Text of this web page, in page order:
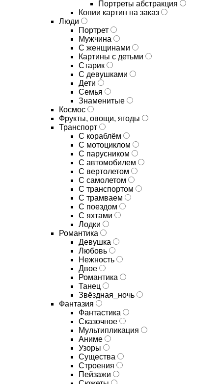
Портреты абстракция
Копии картин на заказ
Люди
Портрет
Мужчина
С женщинами
Картины с детьми
Старик
С девушками
Дети
Семья
Знаменитые
Космос
Фрукты, овощи, ягоды
Транспорт
С кораблём
С мотоциклом
С парусником
С автомобилем
С вертолетом
С самолетом
С транспортом
С трамваем
С поездом
С яхтами
Лодки
Романтика
Девушка
Любовь
Нежность
Двое
Романтика
Танец
Звёздная_ночь
Фантазия
Фантастика
Сказочное
Мультипликация
Аниме
Узоры
Существа
Строения
Пейзажи